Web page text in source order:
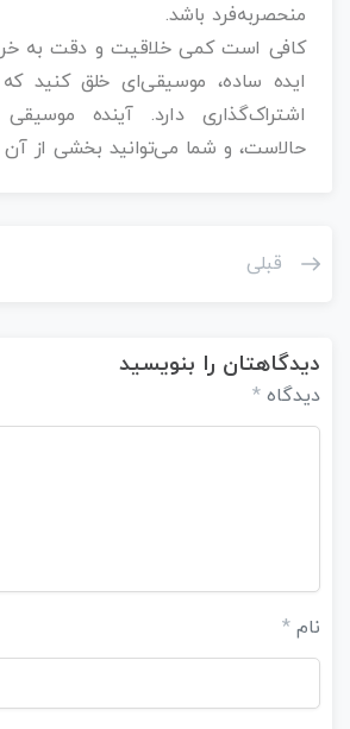
منحصربه‌فرد باشد.
کافی است کمی خلاقیت و دقت به
ایده ساده، موسیقی‌ای خلق کنید
اشتراک‌گذاری دارد. آینده
حالاست، و شما می‌توانید بخشی از آن
قبلی
دیدگاهتان را بنویسید
دیدگاه *
نام *